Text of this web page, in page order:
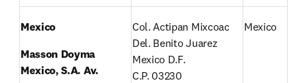
Mexico
Masson Doyma
Mexico, S.A. Av.
Col. Actipan Mixcoac
Del. Benito Juarez
Mexico D.F.
C.P. 03230
Mexico